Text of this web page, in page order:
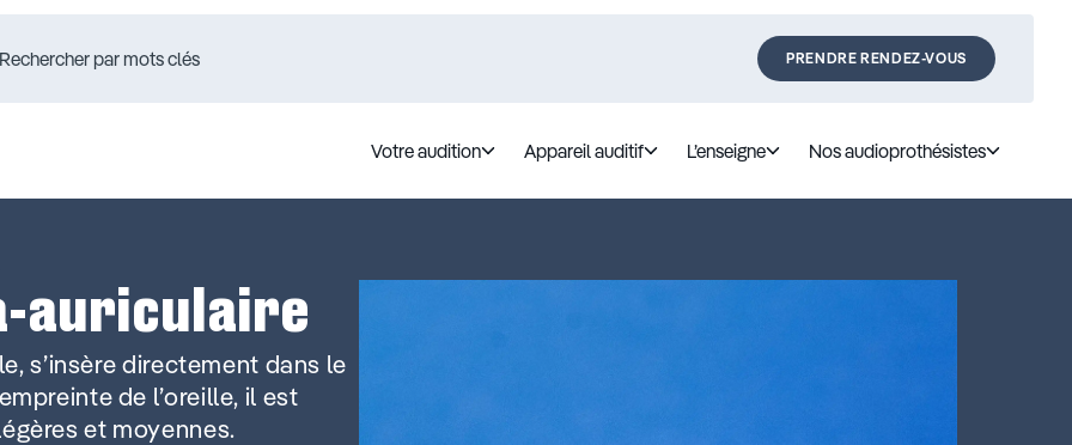
PRENDRE RENDEZ-VOUS
Votre audition Appareil auditif L’enseigne Nos audioprothésistes
auriculaire
s’insère directement dans le
de l’oreille, il est
et moyennes.